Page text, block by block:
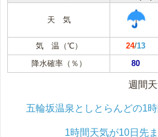
天 気
気 温（℃） 24/13
降水確率（％）
80
週間
五輪坂温泉としとらんどの1
1時間天気が10日先